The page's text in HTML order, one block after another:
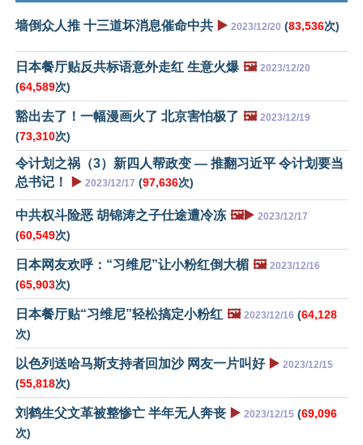
墙倒众人推 十三道坏消息催命中共 ▶️ 2023/12/20 (83,536次)
日本餐厅贴反共标语意外走红 生意火爆 🖼️ 2023/12/20
(64,589次)
豁出去了！一幅漫画火了 北京害怕极了 🖼️ 2023/12/19
(73,310次)
令计划之祸（3）新四人帮政变 — 推翻习近平 令计划要当
总书记！
▶️ 2023/12/17 (97,636次)
中共权斗险恶 胡锦涛之子仕途遭冷冻 🖼️▶️ 2023/12/17
(60,549次)
日本网友欢呼：“习维尼”让小粉红倒大楣 🖼️ 2023/12/16
(65,903次)
日本餐厅贴“习维尼”轻松搞定小粉红 🖼️ 2023/12/16 (64,128
次)
以色列送哈马斯支持者回加沙 网友一片叫好 ▶️ 2023/12/15
(55,818次)
刘鹤生父文革被整惨亡 半年无人奔丧 ▶️ 2023/12/15 (69,096
次)